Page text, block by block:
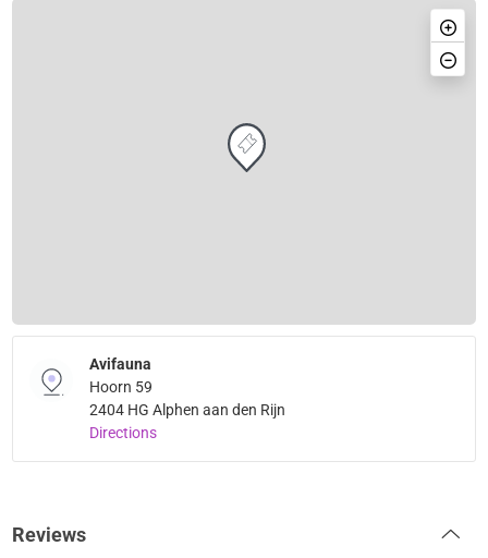
Avifauna
Hoorn 59
2404 HG Alphen aan den Rijn
Directions
Reviews